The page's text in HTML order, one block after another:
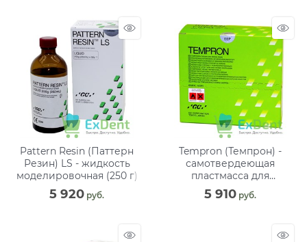
Pattern Resin (Паттерн
Резин) LS - жидкость
моделировочная (250 г)
5 920 руб.
Tempron (Темпрон) -
самотвердеющая
пластмасса для
времен.коронок и мостов
(100 г + 100 г)
5 910 руб.